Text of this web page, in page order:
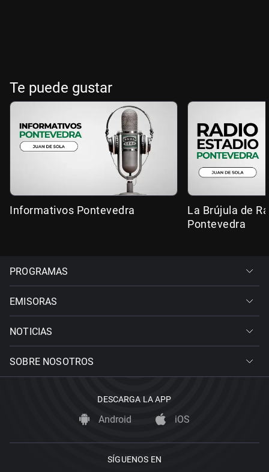
Te puede gustar
Informativos Pontevedra
La Brújula de
Pontevedra
PROGRAMAS
EMISORAS
NOTICIAS
SOBRE NOSOTROS
DESCARGA LA APP
Android iOS
SÍGUENOS EN